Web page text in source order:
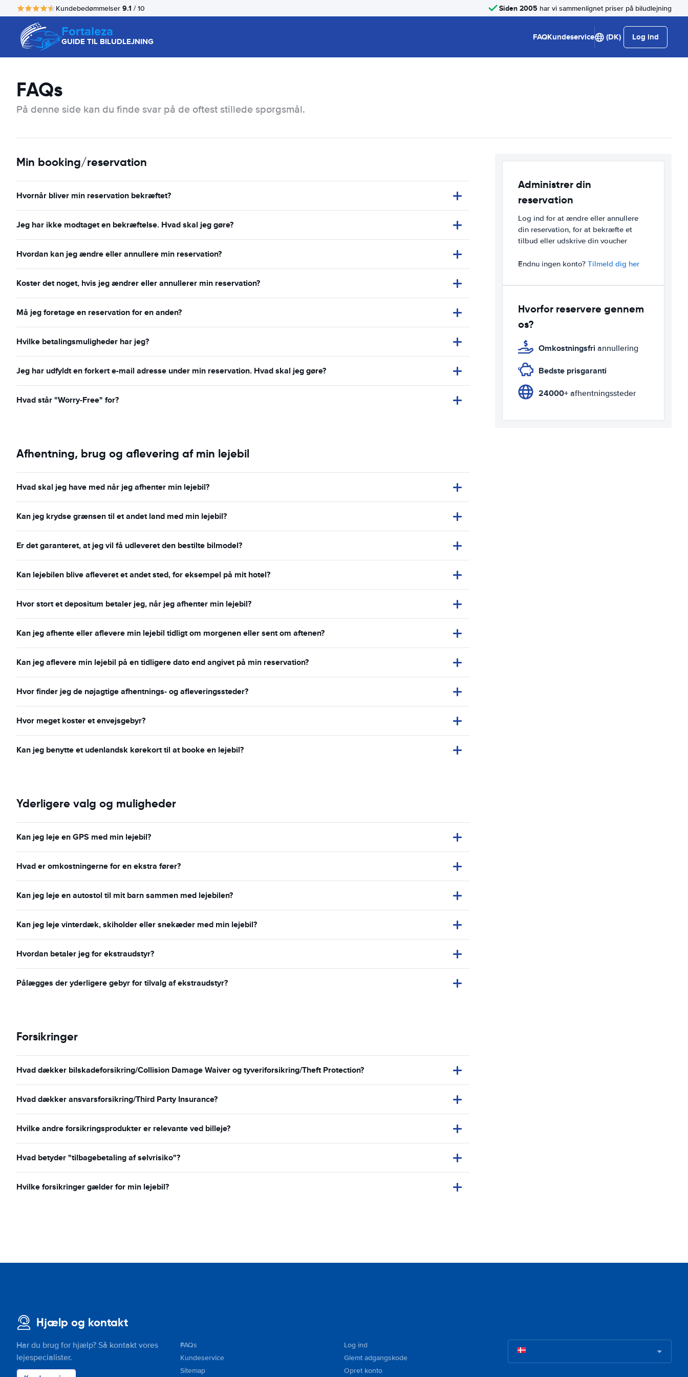
Kundebedømmelser 9.1 / 10 Siden 2005 har vi sammenlignet priser på biludlejning
Fortaleza
GUIDE TIL BILUDLEJNING FAQKundeservice (DK) Log ind
FAQs
På denne side kan du finde svar på de oftest stillede spørgsmål.
Min booking/reservation
Hvornår bliver min reservation bekræftet?
Jeg har ikke modtaget en bekræftelse. Hvad skal jeg gøre?
Hvordan kan jeg ændre eller annullere min reservation?
Koster det noget, hvis jeg ændrer eller annullerer min reservation?
Må jeg foretage en reservation for en anden?
Hvilke betalingsmuligheder har jeg?
Jeg har udfyldt en forkert e-mail adresse under min reservation. Hvad skal jeg gøre?
Hvad står "Worry-Free" for?
Afhentning, brug og aflevering af min lejebil
Hvad skal jeg have med når jeg afhenter min lejebil?
Kan jeg krydse grænsen til et andet land med min lejebil?
Er det garanteret, at jeg vil få udleveret den bestilte bilmodel?
Kan lejebilen blive afleveret et andet sted, for eksempel på mit hotel?
Hvor stort et depositum betaler jeg, når jeg afhenter min lejebil?
Kan jeg afhente eller aflevere min lejebil tidligt om morgenen eller sent om aftenen?
Kan jeg aflevere min lejebil på en tidligere dato end angivet på min reservation?
Hvor finder jeg de nøjagtige afhentnings- og afleveringssteder?
Hvor meget koster et envejsgebyr?
Kan jeg benytte et udenlandsk kørekort til at booke en lejebil?
Yderligere valg og muligheder
Kan jeg leje en GPS med min lejebil?
Hvad er omkostningerne for en ekstra fører?
Kan jeg leje en autostol til mit barn sammen med lejebilen?
Kan jeg leje vinterdæk, skiholder eller snekæder med min lejebil?
Hvordan betaler jeg for ekstraudstyr?
Pålægges der yderligere gebyr for tilvalg af ekstraudstyr?
Forsikringer
Hvad dækker bilskadeforsikring/Collision Damage Waiver og tyveriforsikring/Theft Protection?
Hvad dækker ansvarsforsikring/Third Party Insurance?
Hvilke andre forsikringsprodukter er relevante ved billeje?
Hvad betyder "tilbagebetaling af selvrisiko"?
Hvilke forsikringer gælder for min lejebil?
Administrer din
reservation
Log ind for at ændre eller annullere
din reservation, for at bekræfte et
tilbud eller udskrive din voucher
Endnu ingen konto? Tilmeld dig her
Hvorfor reservere gennem
os?
Omkostningsfri annullering
Bedste prisgaranti
24000+ afhentningssteder
Hjælp og kontakt
Har du brug for hjælp? Så kontakt vores
lejespecialister.
FAQs
Kundeservice
Sitemap
Log ind
Glemt adgangskode
Opret konto